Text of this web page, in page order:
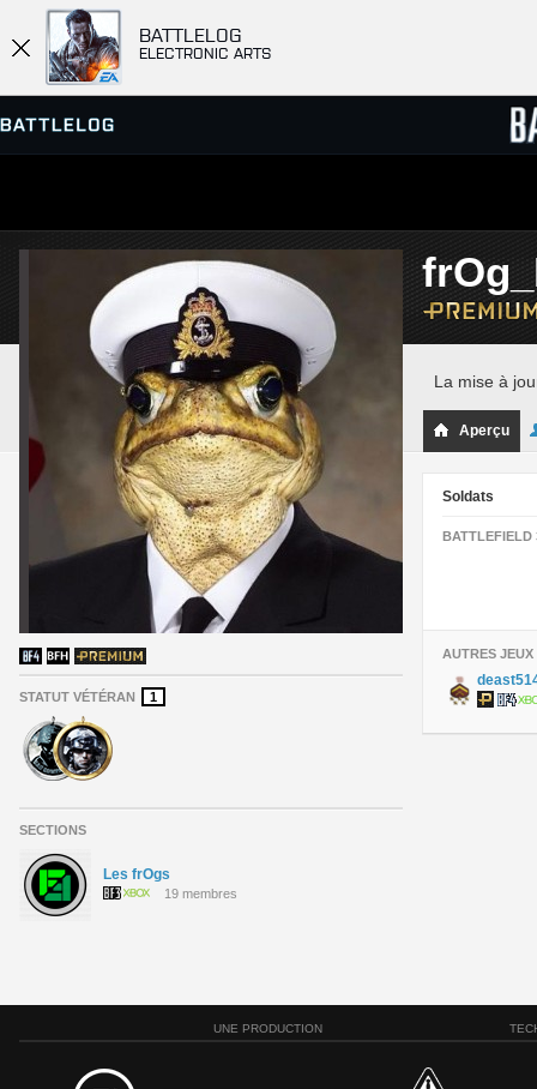
BATTLELOG
ELECTRONIC ARTS
SERVEURS
PARTIES
STATUT VÉTÉRAN 1
SECTIONS
Les frOgs
19 membres
La mise à
Aperçu
Soldats
BATTLEFIELD
AUTRES JEUX
UNE PRODUCTION